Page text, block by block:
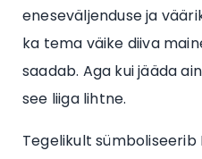
eneseväljenduse ja
ka tema väike diiva
saadab. Aga kui jääda
see liiga lihtne.
Tegelikult sümboliseerib